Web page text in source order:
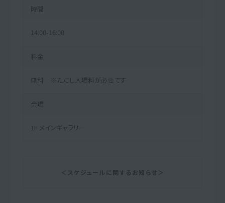
時間
14:00-16:00
料金
無料 ※ただし入場料が必要です
会場
1F メインギャラリー
＜スケジュールに関するお知らせ＞